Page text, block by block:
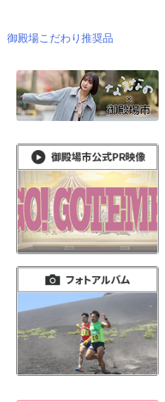
稿
ナ
ー
シ
ョ
ン
御殿場こだわり推奨品